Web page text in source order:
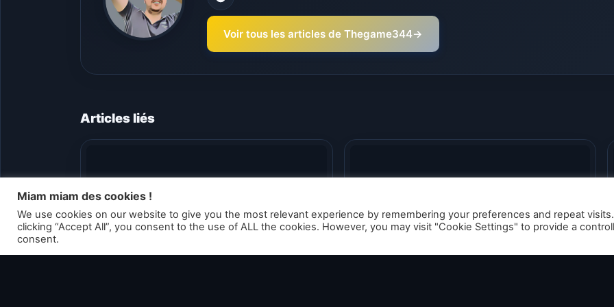
Voir tous les articles de Thegame344→
Articles liés
Miam miam des cookies !
We use cookies on our website to give you the most relevant experience by remembering your preferences and repeat
clicking “Accept All”, you consent to the use of ALL the cookies. However, you may visit "Cookie Settings" to provide a
consent.